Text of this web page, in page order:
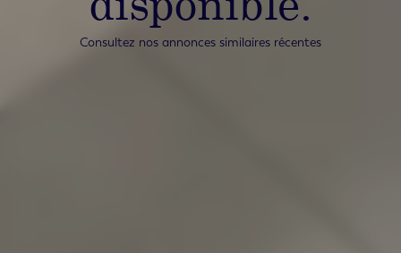
Consultez nos annonces similaires récentes